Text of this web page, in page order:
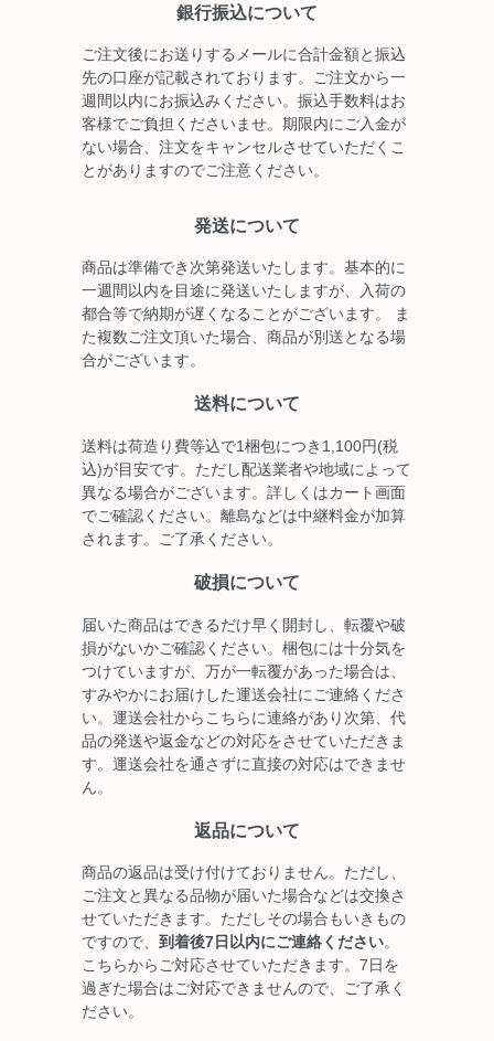
銀行振込について
ご注文後にお送りするメールに合計金額と振込
先の口座が記載されております。ご注文から一
週間以内にお振込みください。振込手数料はお
客様でご負担くださいませ。期限内にご入金が
ない場合、注文をキャンセルさせていただくこ
とがありますのでご注意ください。
発送について
商品は準備でき次第発送いたします。基本的に
一週間以内を目途に発送いたしますが、入荷の
都合等で納期が遅くなることがございます。 ま
た複数ご注文頂いた場合、商品が別送となる場
合がございます。
送料について
送料は荷造り費等込で1梱包につき1,100円(税
込)が目安です。ただし配送業者や地域によって
異なる場合がございます。詳しくはカート画面
でご確認ください。離島などは中継料金が加算
されます。ご了承ください。
破損について
届いた商品はできるだけ早く開封し、転覆や破
損がないかご確認ください。梱包には十分気を
つけていますが、万が一転覆があった場合は、
すみやかにお届けした運送会社にご連絡くださ
い。運送会社からこちらに連絡があり次第、代
品の発送や返金などの対応をさせていただきま
す。運送会社を通さずに直接の対応はできませ
ん。
返品について
商品の返品は受け付けておりません。ただし、
ご注文と異なる品物が届いた場合などは交換さ
せていただきます。ただしその場合もいきもの
ですので、 到着後7日以内にご連絡ください。
こちらからご対応させていただきます。7日を
過ぎた場合はご対応できませんので、ご了承く
ださい。